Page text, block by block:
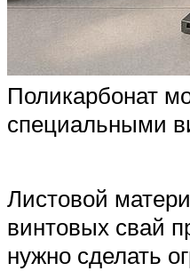
Поликарбонат
специальными
Листовой
винтовых свай
нужно сделать